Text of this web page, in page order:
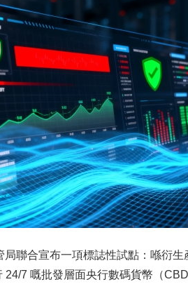
聯合宣布一項標誌性試點：喺衍
7 嘅批發層面央行數碼貨幣（